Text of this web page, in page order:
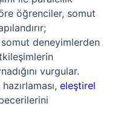
öğrenciler, somut
somut deneyimlerden
vurgular.
eleştirel